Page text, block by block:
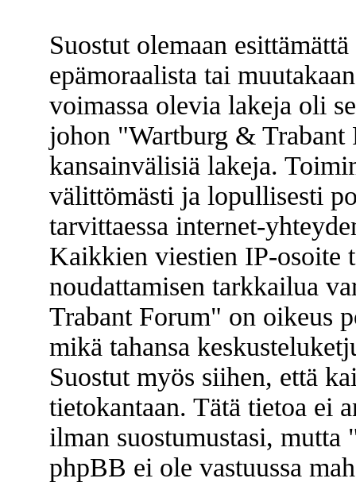
Suostut olemaan
epämoraalista tai
voimassa olevia lakeja oli
johon "Wartburg &
kansainvälisiä lakeja.
välittömästi ja lopullisesti
tarvittaessa internet-
Kaikkien viestien IP-osoite
noudattamisen tarkkailua
Trabant Forum" on oikeus
mikä tahansa
Suostut myös siihen, että
tietokantaan. Tätä tietoa ei
ilman suostumustasi,
phpBB ei ole vastuussa